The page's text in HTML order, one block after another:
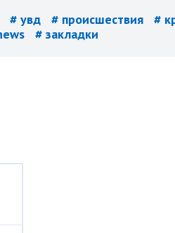
# увд # происшествия #
# закладки